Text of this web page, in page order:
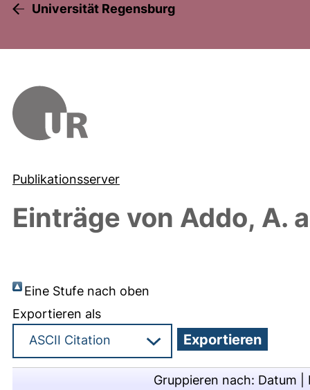
Universität Regensburg
Publikationsserver
Einträge von Addo, A.
Eine Stufe nach oben
Exportieren als
Gruppieren nach: Datum